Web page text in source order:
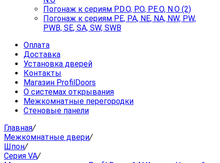
Погонаж к сериям PD.O, P.O, PE.O, N.O (2)
Погонаж к сериям PE, PA, NE, NA, NW, PW,
PWB, SE, SA, SW, SWB
Оплата
Доставка
Установка дверей
Контакты
Магазин ProfilDoors
О системах открывания
Межкомнатные перегородки
Стеновые панели
Главная/
Межкомнатные двери/
Шпон/
Серия VA/